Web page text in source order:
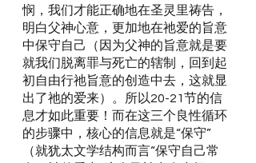
悯，我们才能正确地在圣灵里祷告，
明白父神心意，更加地在祂爱的旨意
中保守自己（因为父神的旨意就是要
就我们脱离罪与死亡的辖制，回到起
初自由行祂旨意的创造中去，这就显
出了祂的爱来）。所以20-21节的信
息才如此重要！而在这三个良性循环
的步骤中，核心的信息就是“保守”
（就犹太文学结构而言“保守自己常